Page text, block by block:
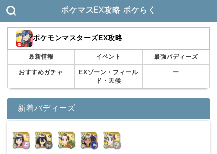
ポケマスEX攻略 ポケらく
ポケモンマスターズEX攻略
最新情報 イベント 最強バディーズ
おすすめガチャ
EXゾーン・フィール
ド・天候
ー
新着バディーズ